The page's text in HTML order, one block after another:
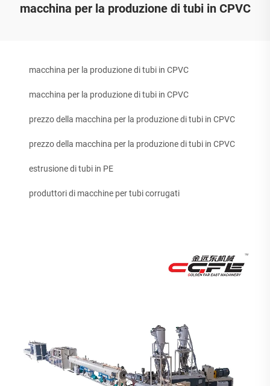
macchina per la produzione di tubi in CPVC
macchina per la produzione di tubi in CPVC
macchina per la produzione di tubi in CPVC
prezzo della macchina per la produzione di tubi in CPVC
prezzo della macchina per la produzione di tubi in CPVC
estrusione di tubi in PE
produttori di macchine per tubi corrugati